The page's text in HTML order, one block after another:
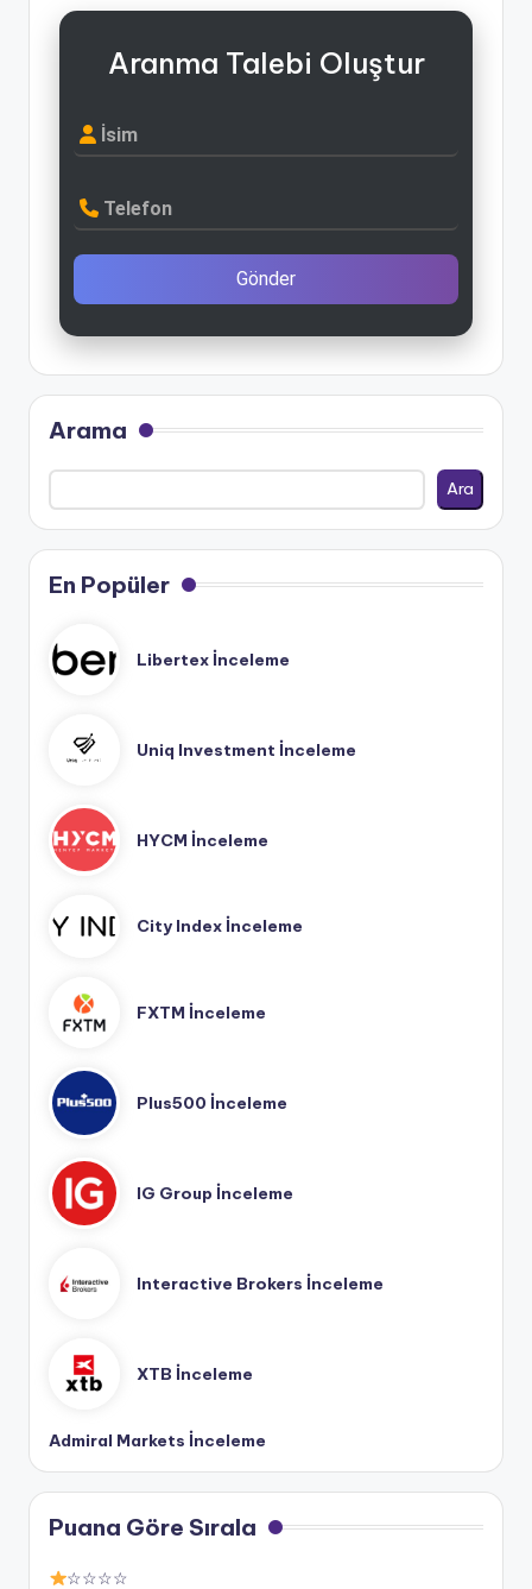
Aranma Talebi Oluştur
İsim
Telefon
Gönder
Arama
Ara
En Popüler
Libertex İnceleme
Uniq Investment İnceleme
HYCM İnceleme
City Index İnceleme
FXTM İnceleme
Plus500 İnceleme
IG Group İnceleme
Interactive Brokers İnceleme
XTB İnceleme
Admiral Markets İnceleme
Puana Göre Sırala
☆☆☆☆